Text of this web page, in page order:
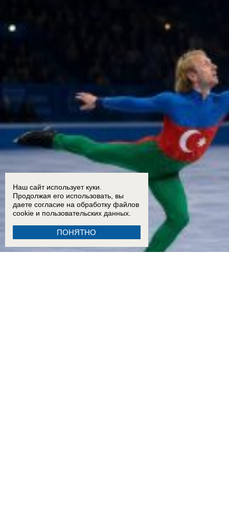
Наш сайт использует куки.
Продолжая его использовать, вы
даете согласие на обработку файлов
cookie и пользовательских данных.
ПОНЯТНО